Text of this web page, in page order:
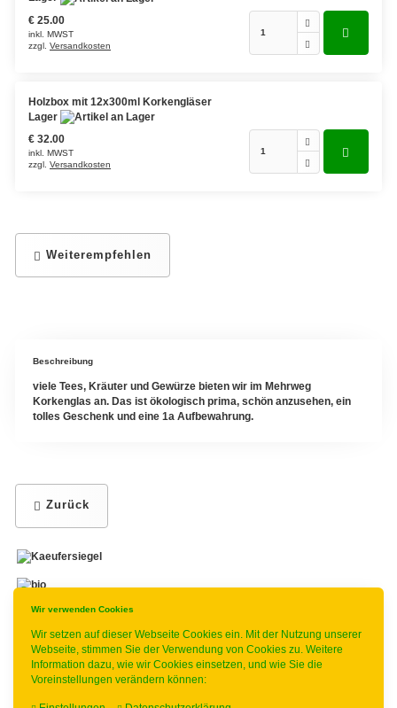
Wir verwenden Cookies
Wir setzen auf dieser Webseite Cookies ein. Mit der Nutzung unserer
Webseite, stimmen Sie der Verwendung von Cookies zu. Weitere
Information dazu, wie wir Cookies einsetzen, und wie Sie die
Voreinstellungen verändern können:
Gewürzmischungen
€ 25.00
inkl. MWST
zzgl. Versandkosten
Holzbox mit 12x300ml Korkengläser
Lager
€ 32.00
inkl. MWST
zzgl. Versandkosten
Weiterempfehlen
Beschreibung
viele Tees, Kräuter und Gewürze bieten wir im Mehrweg
Korkenglas an. Das ist ökologisch prima, schön anzusehen, ein
tolles Geschenk und eine 1a Aufbewahrung.
Zurück
* gilt für Lieferungen innerhalb Deutschlands, Lieferzeiten für andere